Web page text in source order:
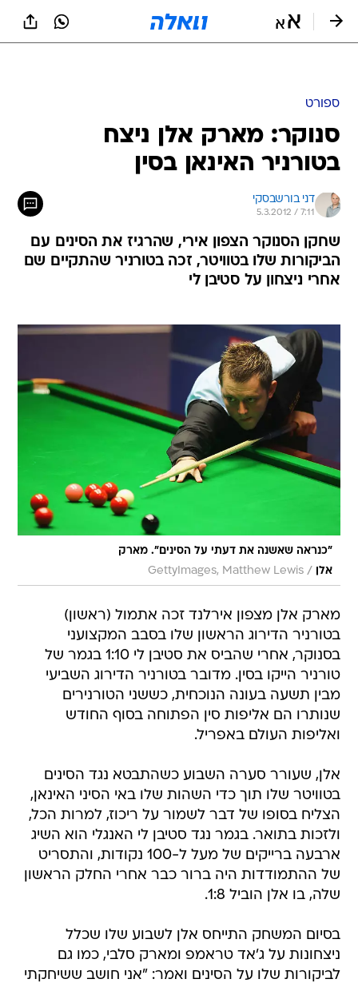
ספורט
סנוקר: מארק אלן ניצח
בטורניר האינאן בסין
דני בורשבסקי
5.3.2012 / 7:11
שחקן הסנוקר הצפון אירי, שהרגיז את הסינים עם
הביקורות שלו בטוויטר, זכה בטורניר שהתקיים שם
אחרי ניצחון על סטיבן לי
"כנראה שאשנה את דעתי על הסינים". מארק
אלן
/
GettyImages, Matthew Lewis
מארק אלן מצפון אירלנד זכה אתמול (ראשון)
בטורניר הדירוג הראשון שלו בסבב המקצועני
בסנוקר, אחרי שהביס את סטיבן לי 1:10 בגמר של
טורניר הייקו בסין. מדובר בטורניר הדירוג השביעי
מבין תשעה בעונה הנוכחית, כששני הטורנירים
שנותרו הם אליפות סין הפתוחה בסוף החודש
ואליפות העולם באפריל.
אלן, שעורר סערה השבוע כשהתבטא נגד הסינים
בטוויטר שלו תוך כדי השהות שלו באי הסיני האינאן,
הצליח בסופו של דבר לשמור על ריכוז, למרות הכל,
ולזכות בתואר. בגמר נגד סטיבן לי האנגלי הוא השיג
ארבעה ברייקים של מעל ל-100 נקודות, והתסריט
של ההתמודדות היה ברור כבר אחרי החלק הראשון
שלה, בו אלן הוביל 1:8.
בסיום המשחק התייחס אלן לשבוע שלו שכלל
ניצחונות על ג'אד טראמפ ומארק סלבי, כמו גם
לביקורות שלו על הסינים ואמר: "אני חושב ששיחקתי